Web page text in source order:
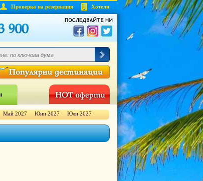
Проверка на резервация Хотели
Май 2027 Юни 2027 Юли 2027